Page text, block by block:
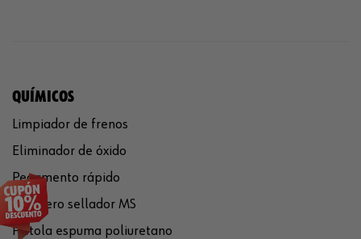
QUÍMICOS
Limpiador de frenos
Eliminador de óxido
Pegamento rápido
Polímero sellador MS
Pistola espuma poliuretano